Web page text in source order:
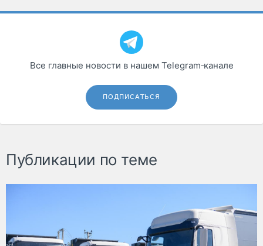
Все главные новости в нашем Telegram‑канале
ПОДПИСАТЬСЯ
Публикации по теме